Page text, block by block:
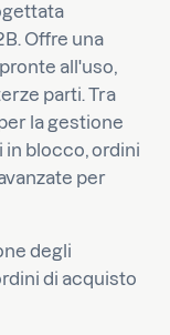
Offre una
all'uso,
parti. Tra
la gestione
in blocco, ordini
per
degli
di acquisto